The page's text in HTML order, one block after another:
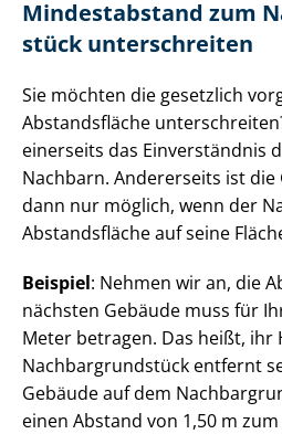
Mindestabstand zum
stück unterschreiten
Sie möchten die gesetzlich
Abstandsfläche
einerseits das Einverständnis
Nachbarn. Andererseits ist
dann nur möglich, wenn der
Abstandsfläche auf seine
Beispiel: Nehmen wir an, die
nächsten Gebäude muss für
Meter betragen. Das heißt, ihr
Nach­bar­grund­stück entfernt
Gebäude auf dem
einen Abstand von 1,50 m